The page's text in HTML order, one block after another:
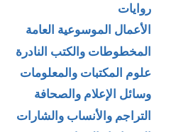
روايات
الأعمال الموسوعية العامة
المخطوطات والكتب النادرة
علوم المكتبات والمعلومات
وسائل الإعلام والصحافة
التراجم والأنساب والشارات